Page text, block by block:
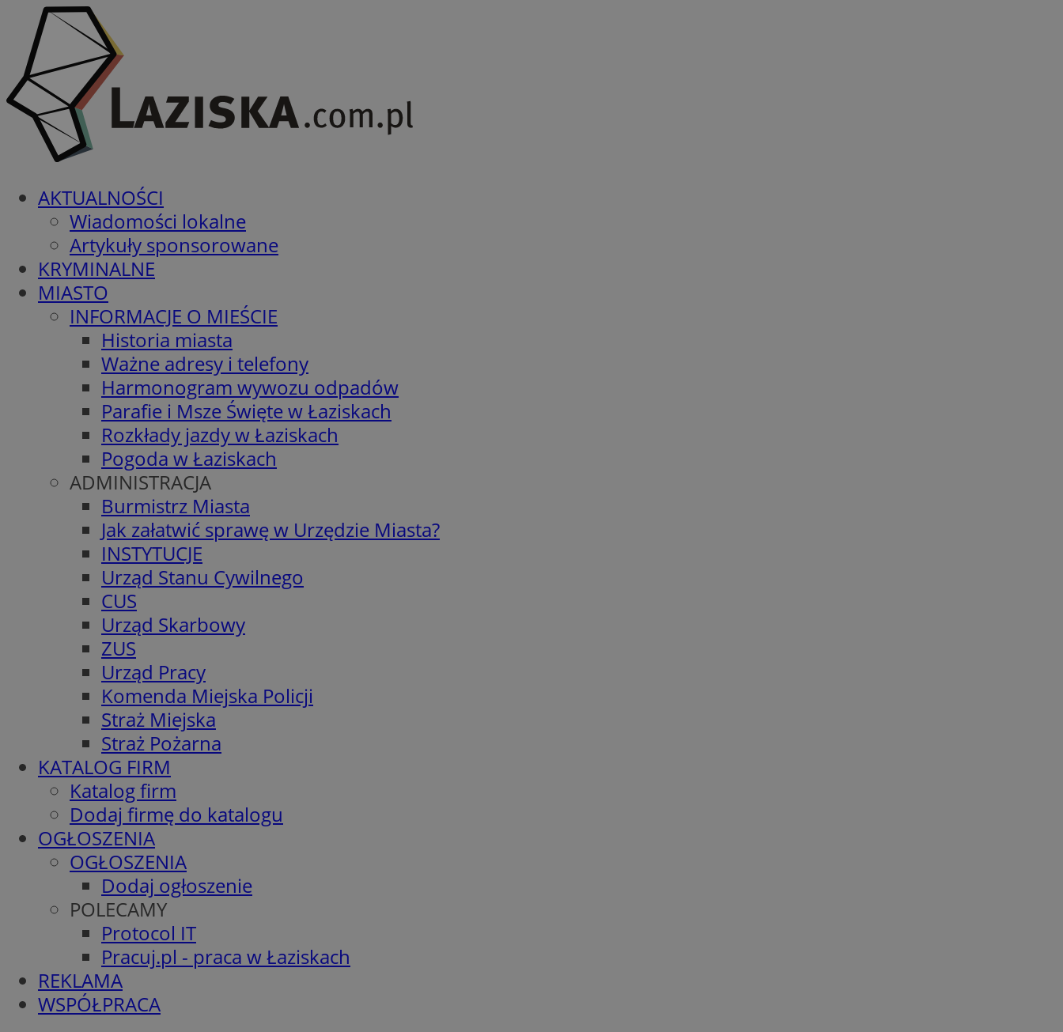
AKTUALNOŚCI
Wiadomości lokalne
Artykuły sponsorowane
KRYMINALNE
MIASTO
INFORMACJE O MIEŚCIE
Historia miasta
Ważne adresy i telefony
Harmonogram wywozu odpadów
Parafie i Msze Święte w Łaziskach
Rozkłady jazdy w Łaziskach
Pogoda w Łaziskach
ADMINISTRACJA
Burmistrz Miasta
Jak załatwić sprawę w Urzędzie Miasta?
INSTYTUCJE
Urząd Stanu Cywilnego
CUS
Urząd Skarbowy
ZUS
Urząd Pracy
Komenda Miejska Policji
Straż Miejska
Straż Pożarna
KATALOG FIRM
Katalog firm
Dodaj firmę do katalogu
OGŁOSZENIA
OGŁOSZENIA
Dodaj ogłoszenie
POLECAMY
Protocol IT
Pracuj.pl - praca w Łaziskach
REKLAMA
WSPÓŁPRACA